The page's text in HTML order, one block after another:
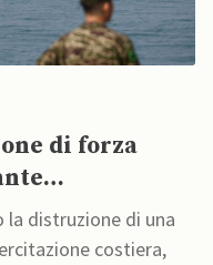
di forza
la distruzione di una
costiera,